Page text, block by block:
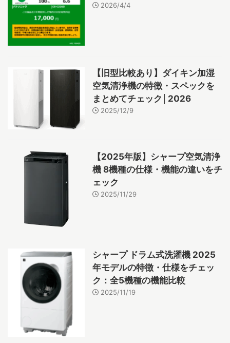
2026/4/4
【旧型比較あり】ダイキン加湿
空気清浄機の特徴・スペックを
まとめてチェック│2026
2025/12/9
【2025年版】シャープ空気清浄
機 8機種の仕様・機能の違いをチ
ェック
2025/11/29
シャープ ドラム式洗濯機 2025
年モデルの特徴・仕様をチェッ
ク：全5機種の機能比較
2025/11/19